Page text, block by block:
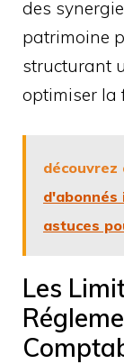
des
patrimoine
structurant
optimiser la
découvrez
astuces
Les